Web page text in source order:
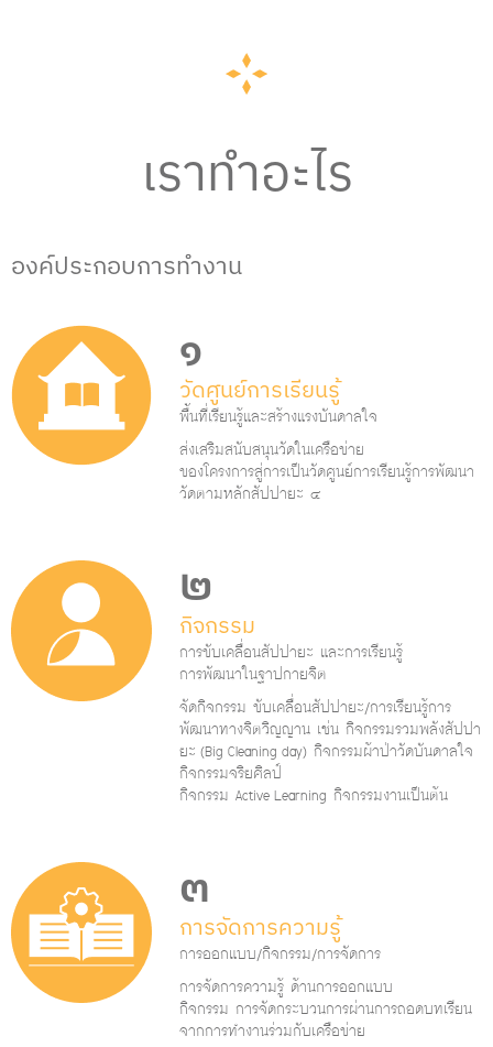
เราทำอะไร
องค์ประกอบการทำงาน
๑
วัดศูนย์การเรียนรู้
พื้นที่เรียนรู้และสร้างแรงบันดาลใจ
ส่งเสริมสนับสนุนวัดในเครือข่าย
ของโครงการสู่การเป็นวัดศูนย์การเรียนรู้การพัฒนา
วัดตามหลักสัปปายะ ๔
๒
กิจกรรม
การขับเคลื่อนสัปปายะ และการเรียนรู้
การพัฒนาในฐาปกายจิต
จัดกิจกรรม ขับเคลื่อนสัปปายะ/การเรียนรู้การ
พัฒนาทางจิตวิญญาน เช่น กิจกรรมรวมพลังสัปปา
ยะ (Big Cleaning day) กิจกรรมผ้าป่าวัดบันดาลใจ
กิจกรรมจริยศิลป์
กิจกรรม Active Learning กิจกรรมงานเป็นต้น
๓
การจัดการความรู้
การออกแบบ/กิจกรรม/การจัดการ
การจัดการความรู้ ด้านการออกแบบ
กิจกรรม การจัดกระบวนการผ่านการถอดบทเรียน
จากการทำงานร่วมกับเครือข่าย